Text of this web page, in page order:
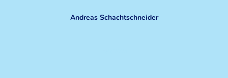
Andreas Schachtschneider